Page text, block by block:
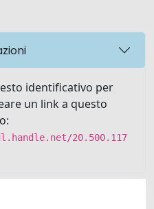
identificativo per
un link a questo
20.500.117